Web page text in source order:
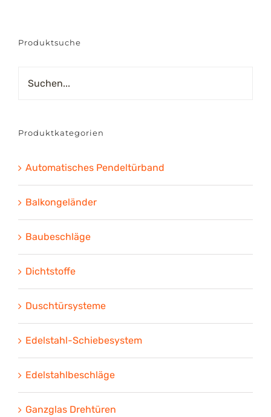
Produktsuche
Produktkategorien
Automatisches Pendeltürband
Balkongeländer
Baubeschläge
Dichtstoffe
Duschtürsysteme
Edelstahl-Schiebesystem
Edelstahlbeschläge
Ganzglas Drehtüren